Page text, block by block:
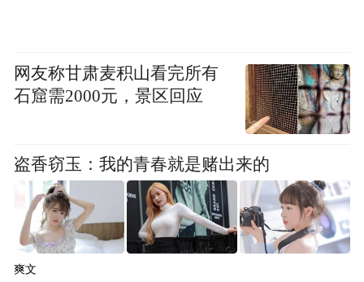
网友称甘肃麦积山看完所有
石窟需2000元，景区回应
盗香窃玉：我的青春就是赌出来的
爽文